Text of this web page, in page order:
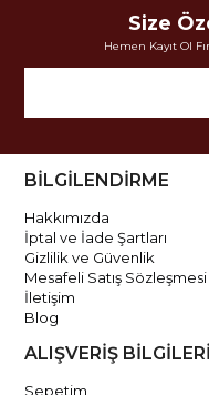
Size
Hemen Kayıt Ol
BİLGİLENDİRME
Hakkımızda
İptal ve İade Şartları
Gizlilik ve Güvenlik
Mesafeli Satış Sözleşmesi
İletişim
Blog
ALIŞVERİŞ BİLGİLERİ
Sepetim